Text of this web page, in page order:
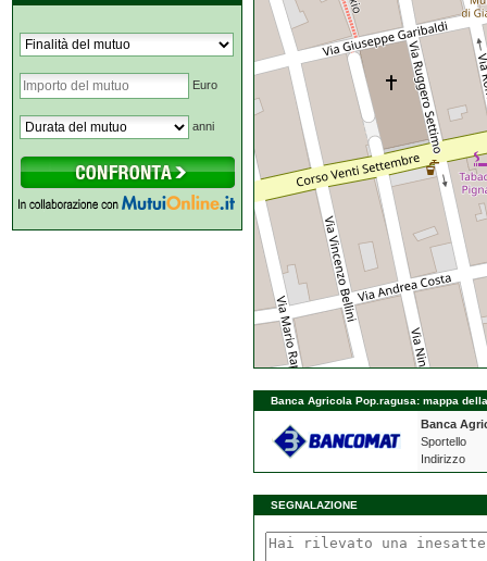
Euro
anni
Banca Agricola Pop.ragusa: mappa
Banca
Sportello
Indirizzo
SEGNALAZIONE